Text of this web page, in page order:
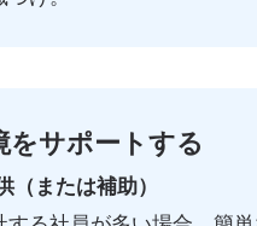
サポートする
（または補助）